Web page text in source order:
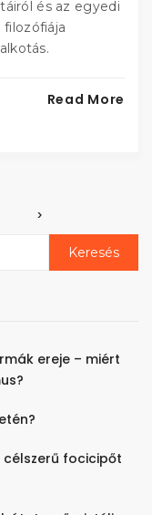
és az egyedi
filozófiája
Read More
>
ereje – miért
célszerű focicipőt